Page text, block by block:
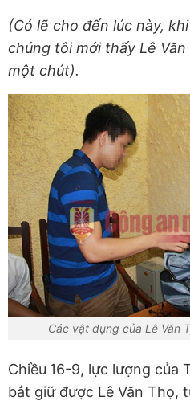
(Có lẽ cho đến lúc này,
chúng tôi mới thấy Lê
một chút).
Các vật dụng của Lê Văn
Chiều 16-9, lực lượng của
bắt giữ được Lê Văn Thọ,